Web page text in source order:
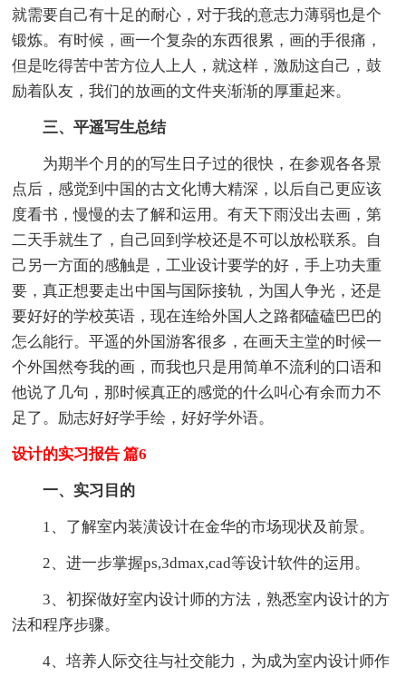
就需要自己有十足的耐心，对于我的意志力薄弱也是个
锻炼。有时候，画一个复杂的东西很累，画的手很痛，
但是吃得苦中苦方位人上人，就这样，激励这自己，鼓
励着队友，我们的放画的文件夹渐渐的厚重起来。
三、平遥写生总结
为期半个月的的写生日子过的很快，在参观各各景
点后，感觉到中国的古文化博大精深，以后自己更应该
度看书，慢慢的去了解和运用。有天下雨没出去画，第
二天手就生了，自己回到学校还是不可以放松联系。自
己另一方面的感触是，工业设计要学的好，手上功夫重
要，真正想要走出中国与国际接轨，为国人争光，还是
要好好的学校英语，现在连给外国人之路都磕磕巴巴的
怎么能行。平遥的外国游客很多，在画天主堂的时候一
个外国然夸我的画，而我也只是用简单不流利的口语和
他说了几句，那时候真正的感觉的什么叫心有余而力不
足了。励志好好学手绘，好好学外语。
设计的实习报告 篇6
一、实习目的
1、了解室内装潢设计在金华的市场现状及前景。
2、进一步掌握ps,3dmax,cad等设计软件的运用。
3、初探做好室内设计师的方法，熟悉室内设计的方
法和程序步骤。
4、培养人际交往与社交能力，为成为室内设计师作